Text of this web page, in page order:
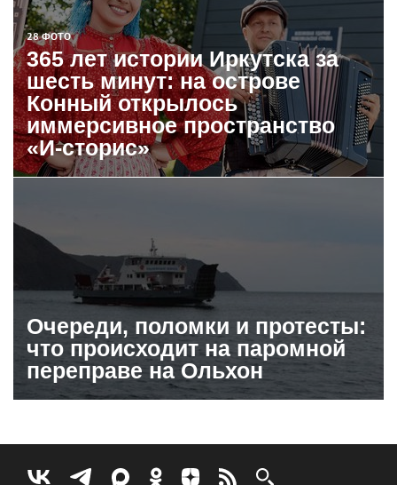
28 ФОТО
365 лет истории Иркутска за
шесть минут: на острове
Конный открылось
иммерсивное пространство
«И-сторис»
Очереди, поломки и протесты:
что происходит на паромной
переправе на Ольхон